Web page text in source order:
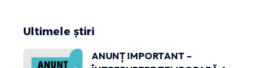
Ultimele știri
ANUNȚ IMPORTANT –